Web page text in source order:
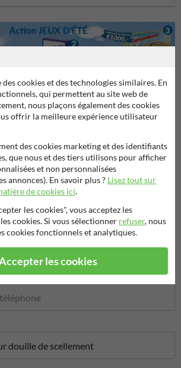
à Signalisationtouristique.be
cookies et des technologies similaires. En
qui permettent au site web de
nous plaçons également des cookies
offrir la meilleure expérience utilisateur
des cookies marketing et des identifiants
que nous et des tiers utilisons pour afficher
et non personnalisées
annonces). En savoir plus ? Lisez tout sur
de cookies ici.
les cookies", vous acceptez les
cookies. Si vous sélectionner refuser, nous
cookies fonctionnels et analytiques.
les cookies